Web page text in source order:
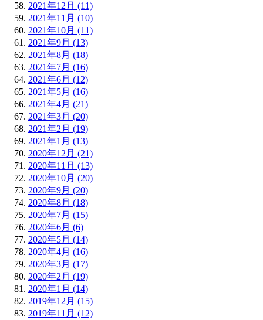
2021年12月 (11)
2021年11月 (10)
2021年10月 (11)
2021年9月 (13)
2021年8月 (18)
2021年7月 (16)
2021年6月 (12)
2021年5月 (16)
2021年4月 (21)
2021年3月 (20)
2021年2月 (19)
2021年1月 (13)
2020年12月 (21)
2020年11月 (13)
2020年10月 (20)
2020年9月 (20)
2020年8月 (18)
2020年7月 (15)
2020年6月 (6)
2020年5月 (14)
2020年4月 (16)
2020年3月 (17)
2020年2月 (19)
2020年1月 (14)
2019年12月 (15)
2019年11月 (12)